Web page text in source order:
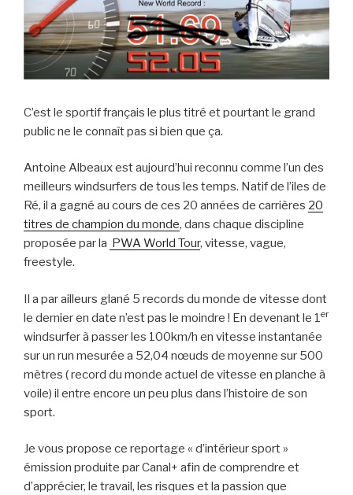
C’est le sportif français le plus titré et pourtant le grand
public ne le connaît pas si bien que ça.
Antoine Albeaux est aujourd’hui reconnu comme l’un des
meilleurs windsurfers de tous les temps. Natif de l’iles de
Ré, il a gagné au cours de ces 20 années de carrières 20
titres de champion du monde, dans chaque discipline
proposée par la PWA World Tour, vitesse, vague,
freestyle.
Il a par ailleurs glané 5 records du monde de vitesse dont
le dernier en date n’est pas le moindre ! En devenant le 1er
windsurfer à passer les 100km/h en vitesse instantanée
sur un run mesurée a 52,04 nœuds de moyenne sur 500
mètres ( record du monde actuel de vitesse en planche à
voile) il entre encore un peu plus dans l’histoire de son
sport.
Je vous propose ce reportage « d’intérieur sport »
émission produite par Canal+ afin de comprendre et
d’apprécier, le travail, les risques et la passion que